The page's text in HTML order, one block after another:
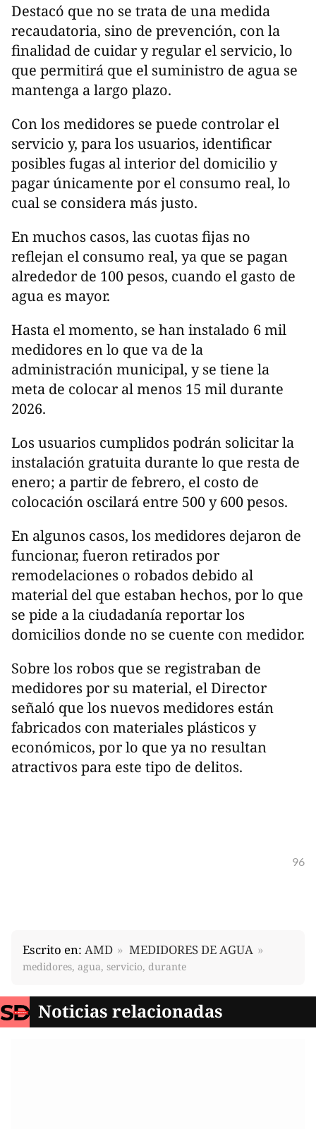
Destacó que no se trata de una medida
recaudatoria, sino de prevención, con la
finalidad de cuidar y regular el servicio, lo
que permitirá que el suministro de agua se
mantenga a largo plazo.
Con los medidores se puede controlar el
servicio y, para los usuarios, identificar
posibles fugas al interior del domicilio y
pagar únicamente por el consumo real, lo
cual se considera más justo.
En muchos casos, las cuotas fijas no
reflejan el consumo real, ya que se pagan
alrededor de 100 pesos, cuando el gasto de
agua es mayor.
Hasta el momento, se han instalado 6 mil
medidores en lo que va de la
administración municipal, y se tiene la
meta de colocar al menos 15 mil durante
2026.
Los usuarios cumplidos podrán solicitar la
instalación gratuita durante lo que resta de
enero; a partir de febrero, el costo de
colocación oscilará entre 500 y 600 pesos.
En algunos casos, los medidores dejaron de
funcionar, fueron retirados por
remodelaciones o robados debido al
material del que estaban hechos, por lo que
se pide a la ciudadanía reportar los
domicilios donde no se cuente con medidor.
Sobre los robos que se registraban de
medidores por su material, el Director
señaló que los nuevos medidores están
fabricados con materiales plásticos y
económicos, por lo que ya no resultan
atractivos para este tipo de delitos.
96
Escrito en: AMD MEDIDORES DE AGUA
medidores, agua, servicio, durante
Noticias relacionadas